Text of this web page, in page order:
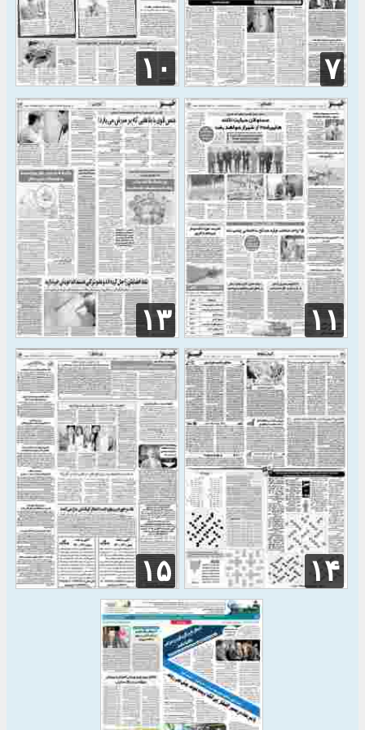
۷ ۱۰
۱۱ ۱۳
۱۴ ۱۵